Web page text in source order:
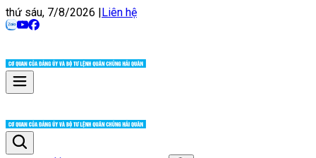
thứ sáu, 7/8/2026 |Liên hệ